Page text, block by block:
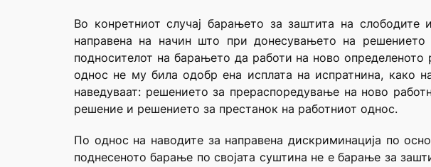
Во конретниот случај барањето за заштита на
направена на начин што при донесувањето на решението
подносителот на барањето да работи на ново
однос не му била одобр ена исплата на испратнина, како
наведуваат: решението за прераспоредување на ново
решение и решението за престанок на работниот однос.
По однос на наводите за направена дискриминација по
поднесеното барање по својата суштина не е барање за